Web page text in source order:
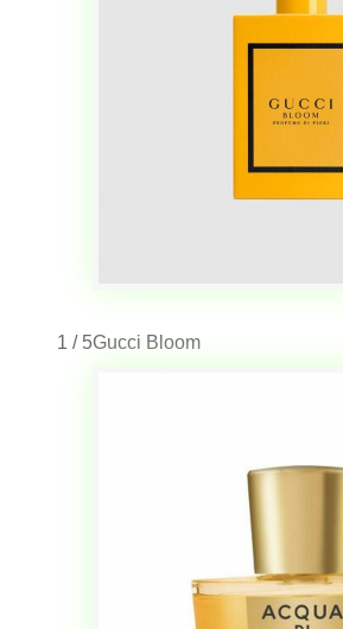
1 / 5Gucci Bloom